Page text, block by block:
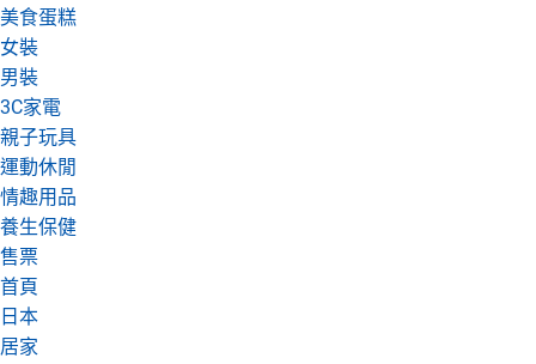
女裝
美食蛋糕
女裝
男裝
3C家電
親子玩具
運動休閒
情趣用品
養生保健
售票
首頁
日本
居家